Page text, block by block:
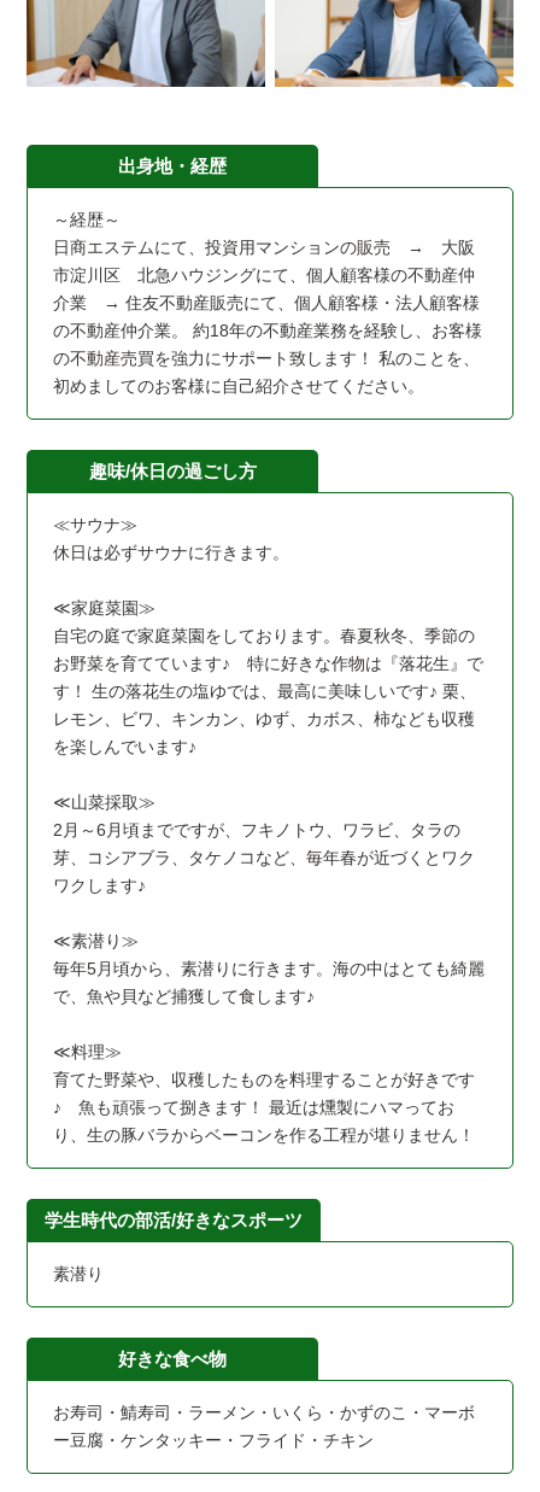
出身地・経歴
～経歴～
日商エステムにて、投資用マンションの販売 → 大阪
市淀川区 北急ハウジングにて、個人顧客様の不動産仲
介業 → 住友不動産販売にて、個人顧客様・法人顧客様
の不動産仲介業。 約18年の不動産業務を経験し、お客様
の不動産売買を強力にサポート致します！ 私のことを、
初めましてのお客様に自己紹介させてください。
趣味/休日の過ごし方
≪サウナ≫
休日は必ずサウナに行きます。
≪家庭菜園≫
自宅の庭で家庭菜園をしております。春夏秋冬、季節の
お野菜を育てています♪ 特に好きな作物は『落花生』で
す！ 生の落花生の塩ゆでは、最高に美味しいです♪ 栗、
レモン、ビワ、キンカン、ゆず、カボス、柿なども収穫
を楽しんでいます♪
≪山菜採取≫
2月～6月頃までですが、フキノトウ、ワラビ、タラの
芽、コシアブラ、タケノコなど、毎年春が近づくとワク
ワクします♪
≪素潜り≫
毎年5月頃から、素潜りに行きます。海の中はとても綺麗
で、魚や貝など捕獲して食します♪
≪料理≫
育てた野菜や、収穫したものを料理することが好きです
♪ 魚も頑張って捌きます！ 最近は燻製にハマってお
り、生の豚バラからベーコンを作る工程が堪りません！
学生時代の部活/好きなスポーツ
素潜り
好きな食べ物
お寿司・鯖寿司・ラーメン・いくら・かずのこ・マーボ
ー豆腐・ケンタッキー・フライド・チキン